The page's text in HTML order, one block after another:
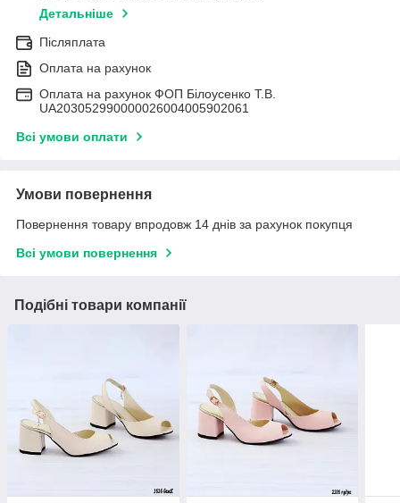
Детальніше
Післяплата
Оплата на рахунок
Оплата на рахунок ФОП Білоусенко Т.В.
UA203052990000026004005902061
Всі умови оплати
Умови повернення
Повернення товару впродовж 14 днів за рахунок покупця
Всі умови повернення
Подібні товари компанії